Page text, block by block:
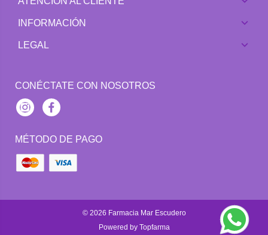
INFORMACIÓN
LEGAL
CONÉCTATE CON NOSOTROS
InstagramFacebook
MÉTODO DE PAGO
© 2026 Farmacia Mar Escudero
Powered by Topfarma